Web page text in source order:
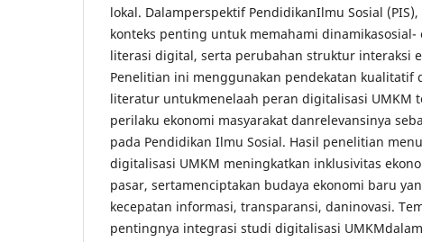
lokal. Dalamperspektif PendidikanIlmu Sosial
konteks penting untuk memahami dinamikasosial-
literasi digital, serta perubahan struktur interaksi
Penelitian ini menggunakan pendekatan kualitatif
literatur untukmenelaah peran digitalisasi UMKM
perilaku ekonomi masyarakat danrelevansinya
pada Pendidikan Ilmu Sosial. Hasil penelitian
digitalisasi UMKM meningkatkan inklusivitas
pasar, sertamenciptakan budaya ekonomi baru
kecepatan informasi, transparansi, daninovasi.
pentingnya integrasi studi digitalisasi